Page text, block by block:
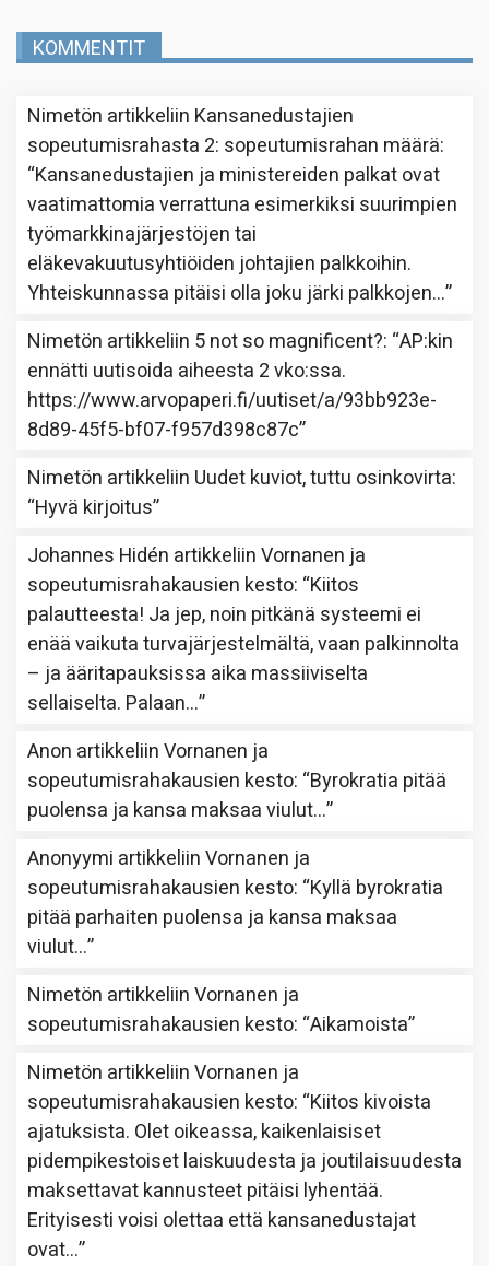
KOMMENTIT
Nimetön artikkeliin Kansanedustajien
sopeutumisrahasta 2: sopeutumisrahan määrä:
“Kansanedustajien ja ministereiden palkat ovat
vaatimattomia verrattuna esimerkiksi suurimpien
työmarkkinajärjestöjen tai
eläkevakuutusyhtiöiden johtajien palkkoihin.
Yhteiskunnassa pitäisi olla joku järki palkkojen…”
Nimetön artikkeliin 5 not so magnificent?: “AP:kin
ennätti uutisoida aiheesta 2 vko:ssa.
https://www.arvopaperi.fi/uutiset/a/93bb923e-
8d89-45f5-bf07-f957d398c87c”
Nimetön artikkeliin Uudet kuviot, tuttu osinkovirta:
“Hyvä kirjoitus”
Johannes Hidén artikkeliinVornanen ja
sopeutumisrahakausien kesto: “Kiitos
palautteesta! Ja jep, noin pitkänä systeemi ei
enää vaikuta turvajärjestelmältä, vaan palkinnolta
– ja ääritapauksissa aika massiiviselta
sellaiselta. Palaan…”
Anon artikkeliinVornanen ja
sopeutumisrahakausien kesto: “Byrokratia pitää
puolensa ja kansa maksaa viulut…”
Anonyymi artikkeliinVornanen ja
sopeutumisrahakausien kesto: “Kyllä byrokratia
pitää parhaiten puolensa ja kansa maksaa
viulut…”
Nimetön artikkeliinVornanen ja
sopeutumisrahakausien kesto: “Aikamoista”
Nimetön artikkeliinVornanen ja
sopeutumisrahakausien kesto: “Kiitos kivoista
ajatuksista. Olet oikeassa, kaikenlaisiset
pidempikestoiset laiskuudesta ja joutilaisuudesta
maksettavat kannusteet pitäisi lyhentää.
Erityisesti voisi olettaa että kansanedustajat
ovat…”